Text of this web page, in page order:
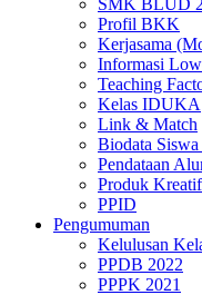
SMK BLUD
Profil BKK
Kerjasama
Informasi
Teaching
Kelas IDUKA
Link & Match
Biodata Siswa
Pendataan
Produk
PPID
Pengumuman
Kelulusan
PPDB 2022
PPPK 2021